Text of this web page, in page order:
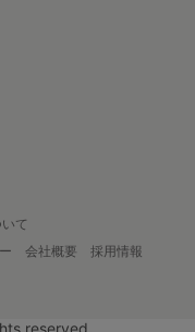
て
会社概要
採用情報
reserved.